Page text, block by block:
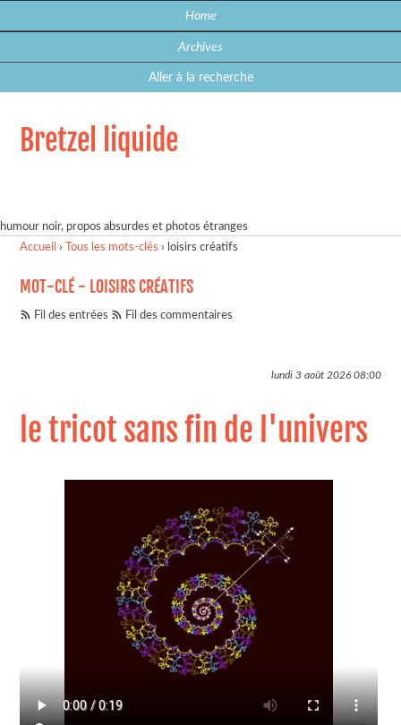
Home
Archives
Aller à la recherche
Bretzel liquide
humour noir, propos absurdes et photos étranges
Accueil › Tous les mots-clés › loisirs créatifs
MOT-CLÉ - LOISIRS CRÉATIFS
Fil des entrées Fil des commentaires
lundi 3 août 202608:00
le tricot sans fin de l'univers